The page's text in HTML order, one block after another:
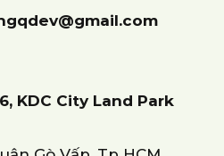
KDC City Land Park